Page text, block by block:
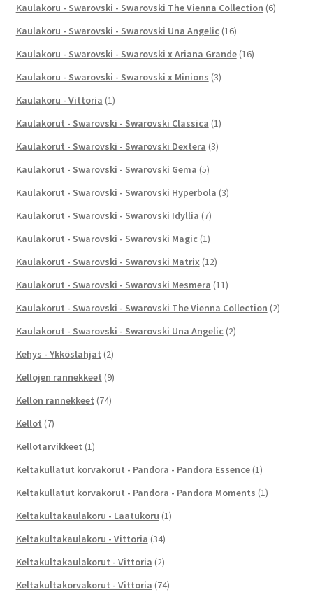
Kaulakoru - Swarovski - Swarovski The Vienna Collection (6)
Kaulakoru - Swarovski - Swarovski Una Angelic (16)
Kaulakoru - Swarovski - Swarovski x Ariana Grande (16)
Kaulakoru - Swarovski - Swarovski x Minions (3)
Kaulakoru - Vittoria (1)
Kaulakorut - Swarovski - Swarovski Classica (1)
Kaulakorut - Swarovski - Swarovski Dextera (3)
Kaulakorut - Swarovski - Swarovski Gema (5)
Kaulakorut - Swarovski - Swarovski Hyperbola (3)
Kaulakorut - Swarovski - Swarovski Idyllia (7)
Kaulakorut - Swarovski - Swarovski Magic (1)
Kaulakorut - Swarovski - Swarovski Matrix (12)
Kaulakorut - Swarovski - Swarovski Mesmera (11)
Kaulakorut - Swarovski - Swarovski The Vienna Collection (2)
Kaulakorut - Swarovski - Swarovski Una Angelic (2)
Kehys - Ykköslahjat (2)
Kellojen rannekkeet (9)
Kellon rannekkeet (74)
Kellot (7)
Kellotarvikkeet (1)
Keltakullatut korvakorut - Pandora - Pandora Essence (1)
Keltakullatut korvakorut - Pandora - Pandora Moments (1)
Keltakultakaulakoru - Laatukoru (1)
Keltakultakaulakoru - Vittoria (34)
Keltakultakaulakorut - Vittoria (2)
Keltakultakorvakorut - Vittoria (74)